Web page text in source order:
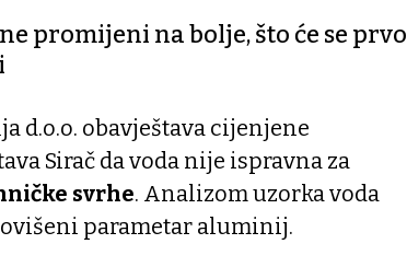
promijeni na bolje, što će se prvo
d.o.o. obavještava cijenjene
Sirač da voda nije ispravna za
svrhe. Analizom uzorka voda
parametar aluminij.